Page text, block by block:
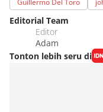
Guillermo Del Toro
Editorial Team
Editor
Adam
Tonton lebih seru di